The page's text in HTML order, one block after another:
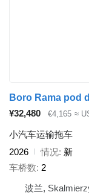
Boro Rama pod
¥32,480
€4,165 ≈
小汽车运输拖车
2026
情况 新
车桥数 2
波兰,